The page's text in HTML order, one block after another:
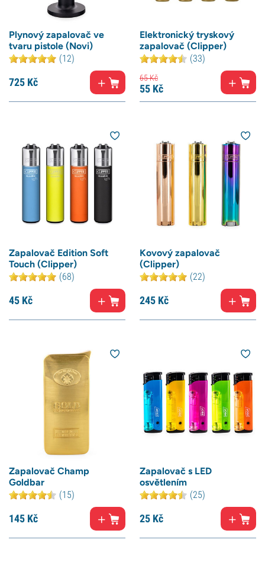
Plynový zapalovač ve
tvaru pistole (Novi)
(12)
725 Kč
Elektronický tryskový
zapalovač (Clipper)
(33)
65Kč
55 Kč
Zapalovač Edition Soft
Touch (Clipper)
(68)
45 Kč
Kovový zapalovač
(Clipper)
(22)
245 Kč
Zapalovač Champ
Goldbar
(15)
145 Kč
Zapalovač s LED
osvětlením
(25)
25 Kč